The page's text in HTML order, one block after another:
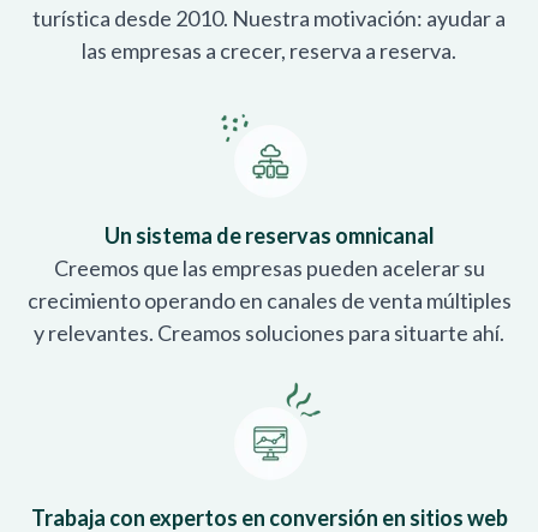
turística desde 2010. Nuestra motivación: ayudar a
las empresas a crecer, reserva a reserva.
Un sistema de reservas omnicanal
Creemos que las empresas pueden acelerar su
crecimiento operando en canales de venta múltiples
y relevantes. Creamos soluciones para situarte ahí.
Trabaja con expertos en conversión en sitios web